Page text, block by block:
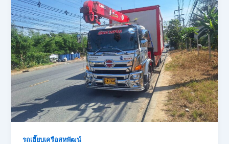
รถเฮี๊ยบเครือสหพัฒน์